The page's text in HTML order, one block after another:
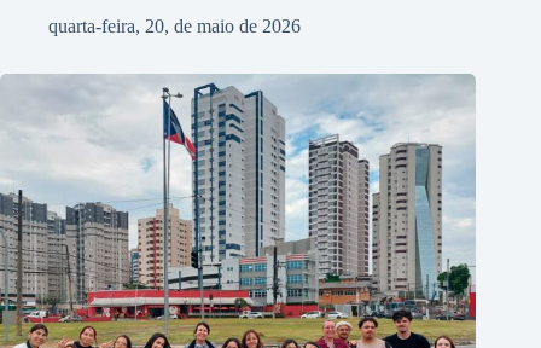
quarta-feira, 20, de maio de 2026